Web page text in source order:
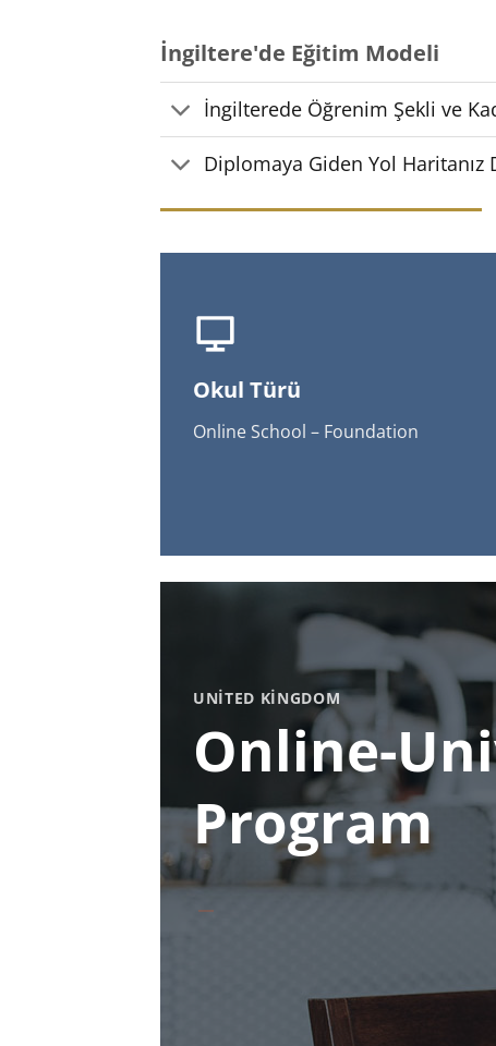
İngiltere'de Eğitim Modeli
İngilterede Öğrenim Şekli ve
Diplomaya Giden Yol Haritanız
Okul Türü
Online School – Foundation
UNITED KINGDOM
Online-
Program